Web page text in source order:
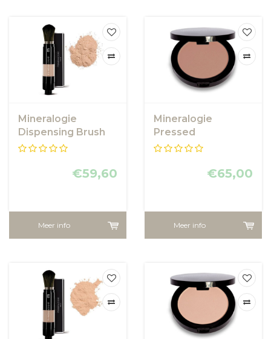
Mineralogie
Dispensing Brush
Foundation - Brown
€59,60
Meer info
Mineralogie
Pressed
Foundation - Deep
€65,00
Meer info